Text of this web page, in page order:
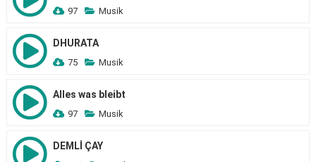
97 Musik
DHURATA
75 Musik
Alles was bleibt
97 Musik
DEMLİ ÇAY